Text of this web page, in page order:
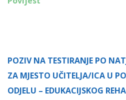
POZIV NA TESTIRANJE PO
ZA MJESTO UČITELJA/ICA U
ODJELU – EDUKACIJSKOG